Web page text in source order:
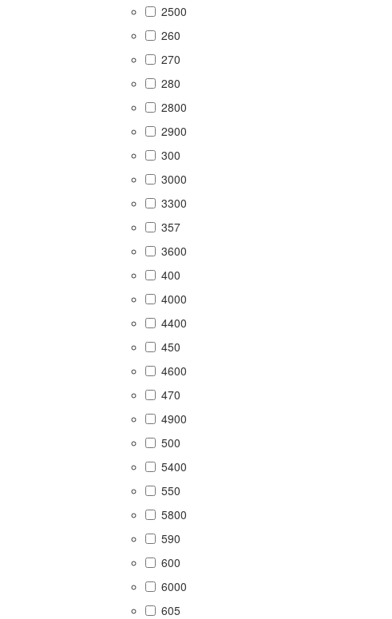
2500
260
270
280
2800
2900
300
3000
3300
357
3600
400
4000
4400
450
4600
470
4900
500
5400
550
5800
590
600
6000
605